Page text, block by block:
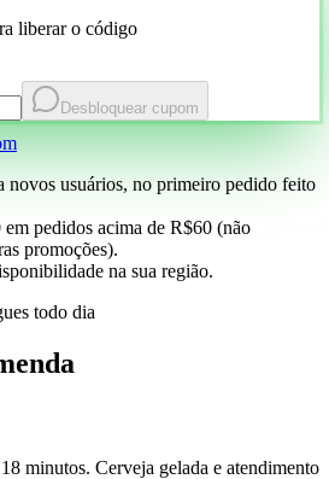
liberar o código
Desbloquear cupom
novos usuários, no primeiro pedido feito
pedidos acima de R$60 (não
promoções).
na sua região.
todo dia
minutos. Cerveja gelada e atendimento